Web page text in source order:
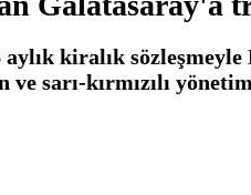
kiralık
ve sarı-kırmızılı